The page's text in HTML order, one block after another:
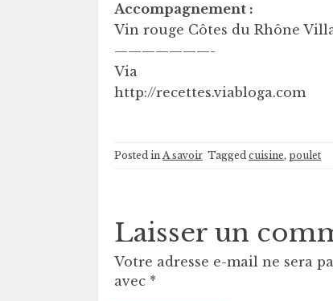
Accompagnement :
Vin rouge Côtes du Rhône
———————-
Via
http://recettes.viabloga.com
Posted in A savoir Tagged cuisine, poulet
Laisser un
Votre adresse e-mail ne sera
avec *